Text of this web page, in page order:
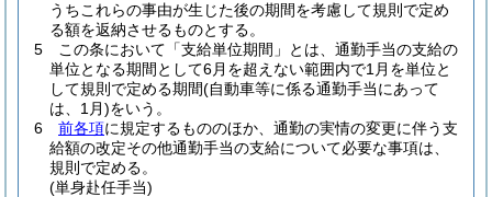
うちこれらの事由が生じた後の期間を考慮して規則で定め
る額を返納させるものとする。
5
この条において「支給単位期間」とは、通勤手当の支給の
単位となる期間として6月を超えない範囲内で1月を単位と
して規則で定める期間(自動車等に係る通勤手当にあって
は、1月)をいう。
6
前各項に規定するもののほか、通勤の実情の変更に伴う支
給額の改定その他通勤手当の支給について必要な事項は、
規則で定める。
(単身赴任手当)